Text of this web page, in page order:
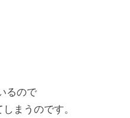
るので
まうのです。